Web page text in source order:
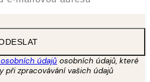
údajů osobních údajů, které
při zpracovávání vašich údajů